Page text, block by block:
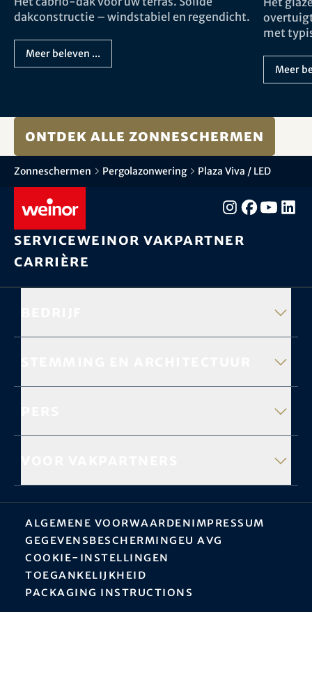
dakconstructie – windstabiel en regendicht.
Meer beleven ...
met
Meer
Ontdek alle zonneschermen
Zonneschermen Pergolazonwering Plaza Viva / LED
Serviceweinor vakpartner
Carrière
Algemene VoorwaardenImpressum
Gegevensbescherming EU AVG
Cookie-instellingen
Toegankelijkheid
Packaging instructions